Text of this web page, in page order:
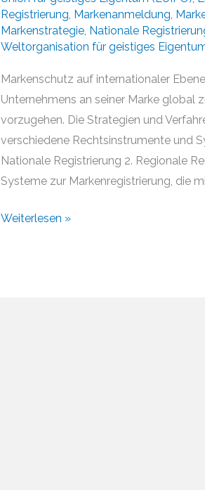
Registrierung, Markenanmeldung,
Markenstrategie, Nationale
Weltorganisation für geistiges
Markenschutz auf internationaler
Unternehmens an seiner Marke global
vorzugehen. Die Strategien und
verschiedene Rechtsinstrumente und
Nationale Registrierung 2. Regionale
Systeme zur Markenregistrierung, die
Wie
Weiterlesen »